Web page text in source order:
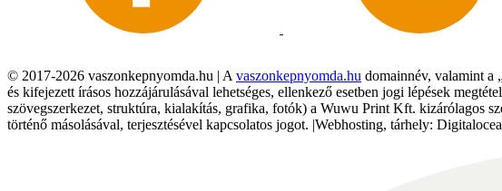
© 2017-2026 vaszonkepnyomda.hu | A vaszonkepnyomda.hu domainnév, valamint a
és kifejezett írásos hozzájárulásával lehetséges, ellenkező esetben jogi lépések
szövegszerkezet, struktúra, kialakítás, grafika, fotók) a Wuwu Print Kft. kizárólagos
történő másolásával, terjesztésével kapcsolatos jogot. |Webhosting, tárhely: